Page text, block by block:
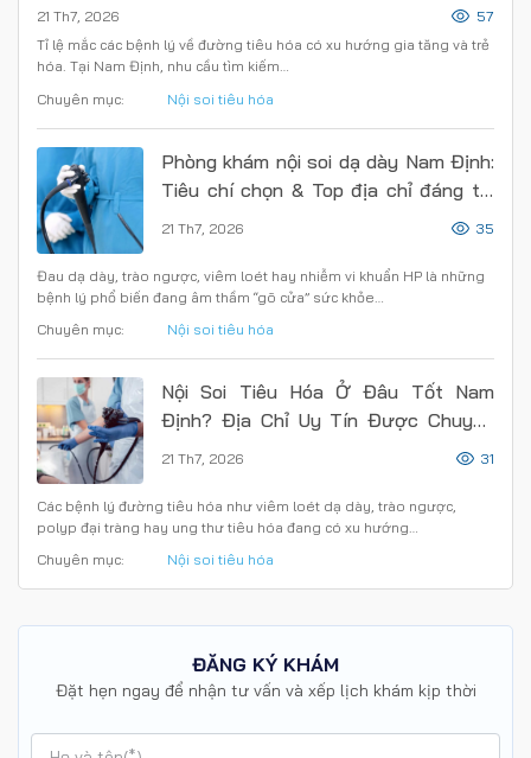
Tỉ lệ mắc các bệnh lý về đường tiêu hóa có xu hướng gia tăng và trẻ
hóa. Tại Nam Định, nhu cầu tìm kiếm…
21 Th7, 2026 57
Chuyên mục: Nội soi tiêu hóa
Phòng khám nội soi dạ dày Nam Định:
Tiêu chí chọn & Top địa chỉ đáng tin
cậy
Đau dạ dày, trào ngược, viêm loét hay nhiễm vi khuẩn HP là những
bệnh lý phổ biến đang âm thầm “gõ cửa” sức khỏe…
21 Th7, 2026 35
Chuyên mục: Nội soi tiêu hóa
Nội Soi Tiêu Hóa Ở Đâu Tốt Nam
Định? Địa Chỉ Uy Tín Được Chuyên
Gia Khuyên Chọn
Các bệnh lý đường tiêu hóa như viêm loét dạ dày, trào ngược,
polyp đại tràng hay ung thư tiêu hóa đang có xu hướng…
21 Th7, 2026 31
Chuyên mục: Nội soi tiêu hóa
ĐĂNG KÝ KHÁM
Đặt hẹn ngay để nhận tư vấn và xếp lịch khám kịp thời